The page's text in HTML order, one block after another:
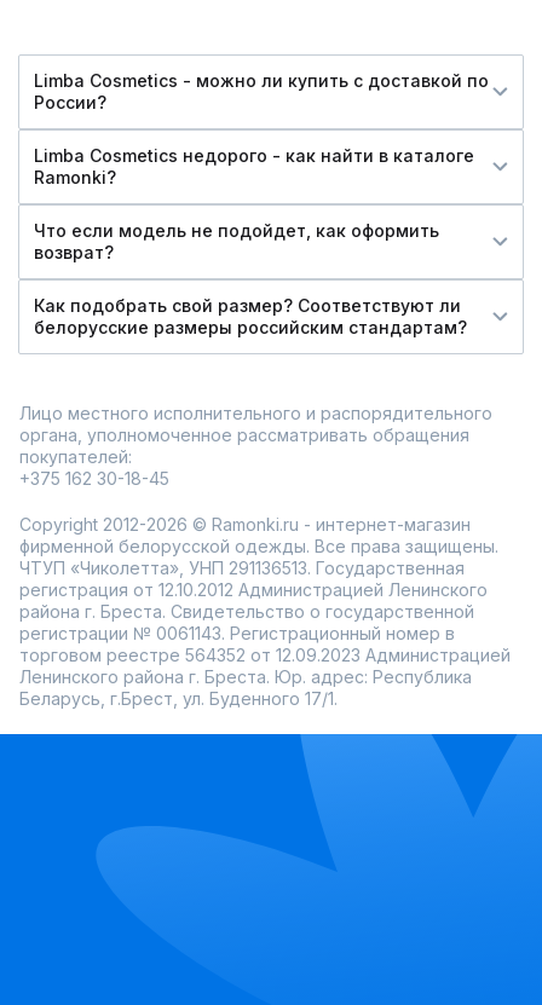
Limba Cosmetics - можно ли купить c доставкой по
России?
Limba Cosmetics недорого - как найти в каталоге
Ramonki?
Что если модель не подойдет, как оформить
возврат?
Как подобрать свой размер? Соответствуют ли
белорусские размеры российским стандартам?
Лицо местного исполнительного и распорядительного
органа, уполномоченное рассматривать обращения
покупателей:
+375 162 30-18-45
Copyright 2012-2026 © Ramonki.ru - интернет-магазин
фирменной белорусской одежды. Все права защищены.
ЧТУП «Чиколетта», УНП 291136513. Государственная
регистрация от 12.10.2012 Администрацией Ленинского
района г. Бреста. Свидетельство о государственной
регистрации № 0061143. Регистрационный номер в
торговом реестре 564352 от 12.09.2023 Администрацией
Ленинского района г. Бреста. Юр. адрес: Республика
Беларусь, г.Брест, ул. Буденного 17/1.